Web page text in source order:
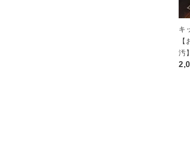
キ
汚